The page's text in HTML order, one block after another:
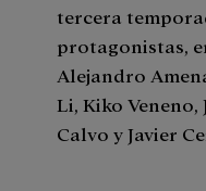
tercera
protagonistas,
Alejandro
Li, Kiko Veneno,
Calvo y Javier